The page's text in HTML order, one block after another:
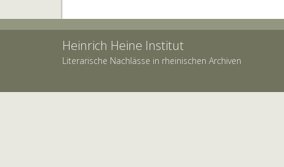
Heinrich Heine Institut
Literarische Nachlässe in rheinischen Archiven